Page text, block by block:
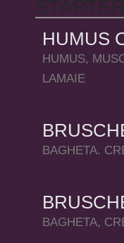
HUMUS
HUMUS,
LAMAIE
BAGHETA.
BAGHETA,